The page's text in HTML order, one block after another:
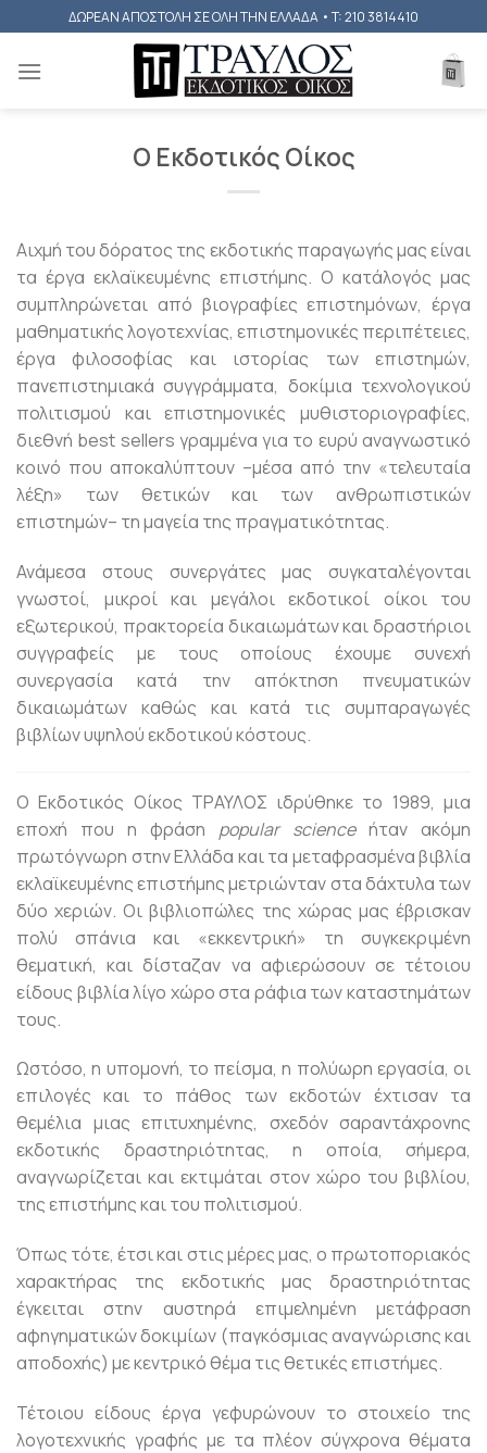
to
content
ΔΩΡΕΑΝ ΑΠΟΣΤΟΛΗ ΣΕ ΟΛΗ ΤΗΝ ΕΛΛΑΔΑ • T: 210 3814410
Ο Εκδοτικός Οίκος
Αιχμή του δόρατος της εκδοτικής παραγωγής μας είναι
τα έργα εκλαϊκευμένης επιστήμης. Ο κατάλογός μας
συμπληρώνεται από βιογραφίες επιστημόνων, έργα
μαθηματικής λογοτεχνίας, επιστημονικές περιπέτειες,
έργα φιλοσοφίας και ιστορίας των επιστημών,
πανεπιστημιακά συγγράμματα, δοκίμια τεχνολογικού
πολιτισμού και επιστημονικές μυθιστοριογραφίες,
διεθνή best sellers γραμμένα για το ευρύ αναγνωστικό
κοινό που αποκαλύπτουν –μέσα από την «τελευταία
λέξη» των θετικών και των ανθρωπιστικών
επιστημών– τη μαγεία της πραγματικότητας.
Ανάμεσα στους συνεργάτες μας συγκαταλέγονται
γνωστοί, μικροί και μεγάλοι εκδοτικοί οίκοι του
εξωτερικού, πρακτορεία δικαιωμάτων και δραστήριοι
συγγραφείς με τους οποίους έχουμε συνεχή
συνεργασία κατά την απόκτηση πνευματικών
δικαιωμάτων καθώς και κατά τις συμπαραγωγές
βιβλίων υψηλού εκδοτικού κόστους.
Ο Εκδοτικός Οίκος ΤΡΑΥΛΟΣ ιδρύθηκε το 1989, μια
εποχή που η φράση popular scienceήταν ακόμη
πρωτόγνωρη στην Ελλάδα και τα μεταφρασμένα βιβλία
εκλαϊκευμένης επιστήμης μετριώνταν στα δάχτυλα των
δύο χεριών. Οι βιβλιοπώλες της χώρας μας έβρισκαν
πολύ σπάνια και «εκκεντρική» τη συγκεκριμένη
θεματική, και δίσταζαν να αφιερώσουν σε τέτοιου
είδους βιβλία λίγο χώρο στα ράφια των καταστημάτων
τους.
Ωστόσο, η υπομονή, το πείσμα, η πολύωρη εργασία, οι
επιλογές και το πάθος των εκδοτών έχτισαν τα
θεμέλια μιας επιτυχημένης, σχεδόν σαραντάχρονης
εκδοτικής δραστηριότητας, η οποία, σήμερα,
αναγνωρίζεται και εκτιμάται στον χώρο του βιβλίου,
της επιστήμης και του πολιτισμού.
Όπως τότε, έτσι και στις μέρες μας, ο πρωτοποριακός
χαρακτήρας της εκδοτικής μας δραστηριότητας
έγκειται στην αυστηρά επιμελημένη μετάφραση
αφηγηματικών δοκιμίων (παγκόσμιας αναγνώρισης και
αποδοχής) με κεντρικό θέμα τις θετικές επιστήμες.
Τέτοιου είδους έργα γεφυρώνουν το στοιχείο της
λογοτεχνικής γραφής με τα πλέον σύγχρονα θέματα